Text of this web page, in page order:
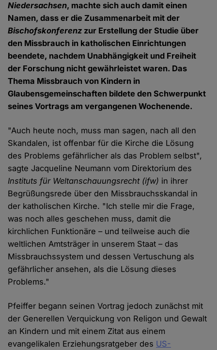
Niedersachsen, machte sich auch damit einen
Namen, dass er die Zusammenarbeit mit der
Bischofskonferenz zur Erstellung der Studie über
den Missbrauch in katholischen Einrichtungen
beendete, nachdem Unabhängigkeit und Freiheit
der Forschung nicht gewährleistet waren. Das
Thema Missbrauch von Kindern in
Glaubensgemeinschaften bildete den Schwerpunkt
seines Vortrags am vergangenen Wochenende.
"Auch heute noch, muss man sagen, nach all den
Skandalen, ist offenbar für die Kirche die Lösung
des Problems gefährlicher als das Problem selbst",
sagte Jacqueline Neumann vom Direktorium des
Instituts für Weltanschauungsrecht (ifw) in ihrer
Begrüßungsrede über den Missbrauchsskandal in
der katholischen Kirche. "Ich stelle mir die Frage,
was noch alles geschehen muss, damit die
kirchlichen Funktionäre – und teilweise auch die
weltlichen Amtsträger in unserem Staat – das
Missbrauchssystem und dessen Vertuschung als
gefährlicher ansehen, als die Lösung dieses
Problems."
Pfeiffer begann seinen Vortrag jedoch zunächst mit
der Generellen Verquickung von Religon und Gewalt
an Kindern und mit einem Zitat aus einem
evangelikalen Erziehungsratgeber des US-